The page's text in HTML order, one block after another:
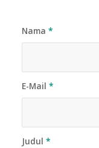
Nama *
E-Mail *
Judul *